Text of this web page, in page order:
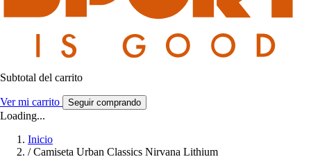
Subtotal del carrito
Ver mi carrito Seguir comprando
Loading...
Inicio
/ Camiseta Urban Classics Nirvana Lithium